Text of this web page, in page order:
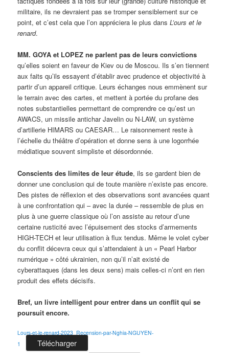
militaire, ils ne devraient pas se tromper sensiblement sur ce
point, et c’est cela que l’on appréciera le plus dansL’ours et le
renard.
MM. GOYA et LOPEZ ne parlent pas de leurs convictions
qu’elles soient en faveur de Kiev ou de Moscou. Ils s’en tiennent
aux faits qu’ils essayent d’établir avec prudence et objectivité à
partir d’un appareil critique. Leurs échanges nous emmènent sur
le terrain avec des cartes, et mettent à portée du profane des
notes substantielles permettant de comprendre ce qu’est un
AWACS, un missile antichar Javelin ou N-LAW, un système
d’artillerie HIMARS ou CAESAR… Le raisonnement reste à
l’échelle du théâtre d’opération et donne sens à une logorrhée
médiatique souvent simpliste et désordonnée.
Conscients des limites de leur étude, ils se gardent bien de
donner une conclusion qui de toute manière n’existe pas encore.
Des pistes de réflexion et des observations sont avancées quant
à une confrontation qui – avec la durée – ressemble de plus en
plus à une guerre classique où l’on assiste au retour d’une
certaine rusticité avec l’épuisement des stocks d’armements
HIGH-TECH et leur utilisation à flux tendus. Même le volet cyber
du conflit décevra ceux qui s’attendaient à un « Pearl Harbor
numérique » côté ukrainien, non qu’il n’ait existé de
cyberattaques (dans les deux sens) mais celles-ci n’ont en rien
produit des effets décisifs.
Bref, un livre intelligent pour entrer dans un conflit qui se
poursuit encore.
Lours-et-le-renard-2023_Recension-par-Nghia-NGUYEN-
1
Télécharger